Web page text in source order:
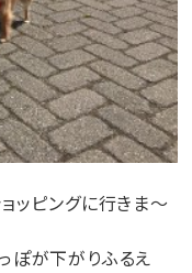
ッピングに行きま～
ぽが下がりふるえ